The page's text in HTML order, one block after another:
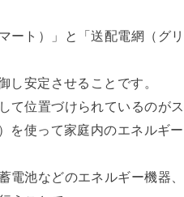
ート）」と「送配電網（グ
安定させることです。
位置づけられているのがス
を使って家庭内のエネルギ
電池などのエネルギー機器